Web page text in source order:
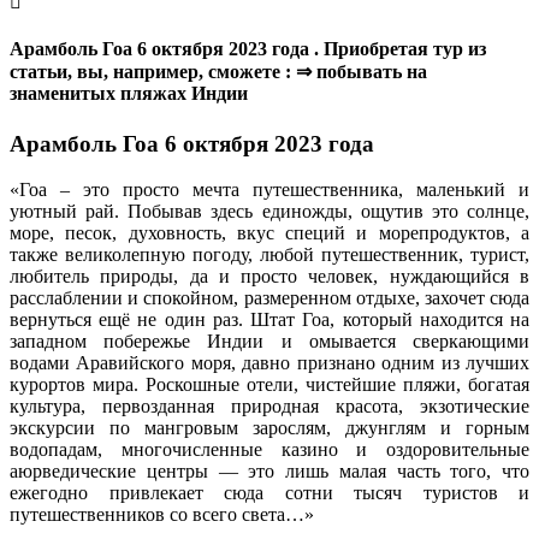
Арамболь Гоа 6 октября 2023 года . Приобретая тур из
статьи, вы, например, сможете : ⇒ побывать на
знаменитых пляжах Индии
Арамболь Гоа 6 октября 2023 года
«Гоа – это просто мечта путешественника, маленький и
уютный рай. Побывав здесь единожды, ощутив это солнце,
море, песок, духовность, вкус специй и морепродуктов, а
также великолепную погоду, любой путешественник, турист,
любитель природы, да и просто человек, нуждающийся в
расслаблении и спокойном, размеренном отдыхе, захочет сюда
вернуться ещё не один раз. Штат Гоа, который находится на
западном побережье Индии и омывается сверкающими
водами Аравийского моря, давно признано одним из лучших
курортов мира. Роскошные отели, чистейшие пляжи, богатая
культура, первозданная природная красота, экзотические
экскурсии по мангровым зарослям, джунглям и горным
водопадам, многочисленные казино и оздоровительные
аюрведические центры — это лишь малая часть того, что
ежегодно привлекает сюда сотни тысяч туристов и
путешественников со всего света…»